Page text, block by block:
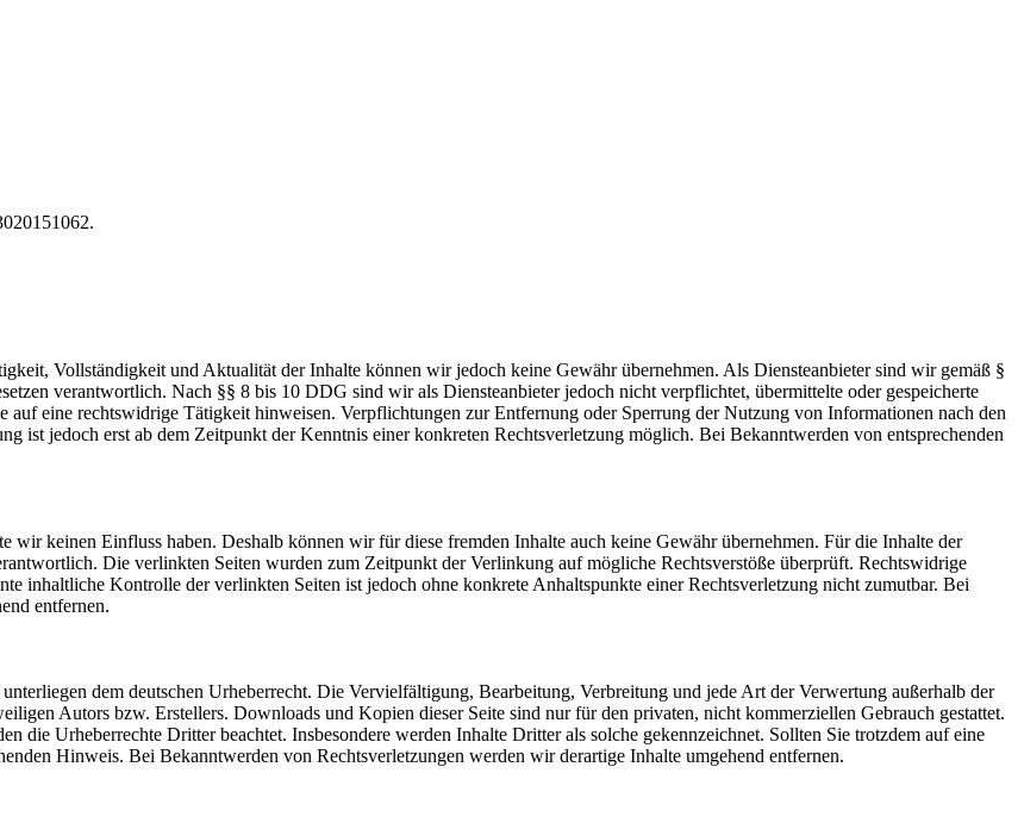
Vollständigkeit und Aktualität der Inhalte können wir jedoch keine Gewähr übernehmen. Als Diensteanbieter sind wir gemäß §
verantwortlich. Nach §§ 8 bis 10 DDG sind wir als Diensteanbieter jedoch nicht verpflichtet, übermittelte oder gespeicherte
auf eine rechtswidrige Tätigkeit hinweisen. Verpflichtungen zur Entfernung oder Sperrung der Nutzung von Informationen nach den
ist jedoch erst ab dem Zeitpunkt der Kenntnis einer konkreten Rechtsverletzung möglich. Bei Bekanntwerden von entsprechenden
wir keinen Einfluss haben. Deshalb können wir für diese fremden Inhalte auch keine Gewähr übernehmen. Für die Inhalte der
Die verlinkten Seiten wurden zum Zeitpunkt der Verlinkung auf mögliche Rechtsverstöße überprüft. Rechtswidrige
inhaltliche Kontrolle der verlinkten Seiten ist jedoch ohne konkrete Anhaltspunkte einer Rechtsverletzung nicht zumutbar. Bei
entfernen.
dem deutschen Urheberrecht. Die Vervielfältigung, Bearbeitung, Verbreitung und jede Art der Verwertung außerhalb der
Autors bzw. Erstellers. Downloads und Kopien dieser Seite sind nur für den privaten, nicht kommerziellen Gebrauch gestattet.
die Urheberrechte Dritter beachtet. Insbesondere werden Inhalte Dritter als solche gekennzeichnet. Sollten Sie trotzdem auf eine
Hinweis. Bei Bekanntwerden von Rechtsverletzungen werden wir derartige Inhalte umgehend entfernen.